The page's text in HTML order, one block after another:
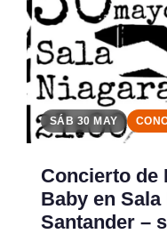
SÁB 30 MAY
Concierto de
Baby en Sala
Santander –